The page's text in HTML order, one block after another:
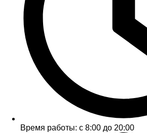
Время работы: с 8:00 до 20:00